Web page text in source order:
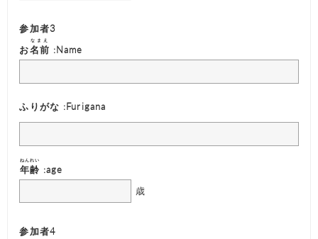
参加者3
お名前
なまえ
:Name
ふりがな :Furigana
年齢
ねんれい
:age
歳
参加者4